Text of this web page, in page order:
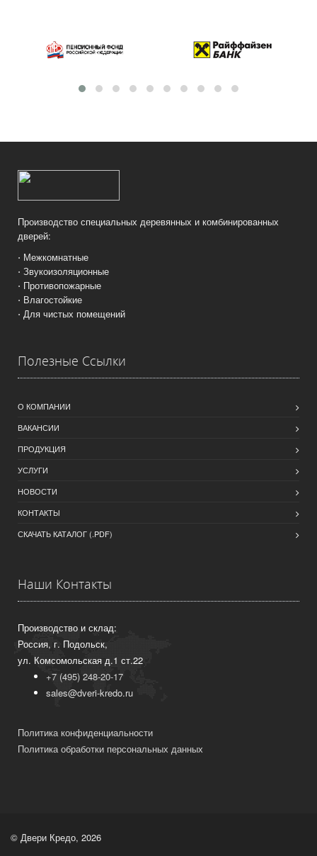
Производство специальных деревянных и комбинированных
дверей:
⋅ Межкомнатные
⋅ Звукоизоляционные
⋅ Противопожарные
⋅ Влагостойкие
⋅ Для чистых помещений
Полезные Ссылки
О КОМПАНИИ
ВАКАНСИИ
ПРОДУКЦИЯ
УСЛУГИ
НОВОСТИ
КОНТАКТЫ
СКАЧАТЬ КАТАЛОГ (.PDF)
Наши Контакты
Производство и склад:
Россия, г. Подольск,
ул. Комсомольская д.1 ст.22
+7 (495) 248-20-17
sales@dveri-kredo.ru
Политика конфиденциальности
Политика обработки персональных данных
© Двери Кредо, 2026